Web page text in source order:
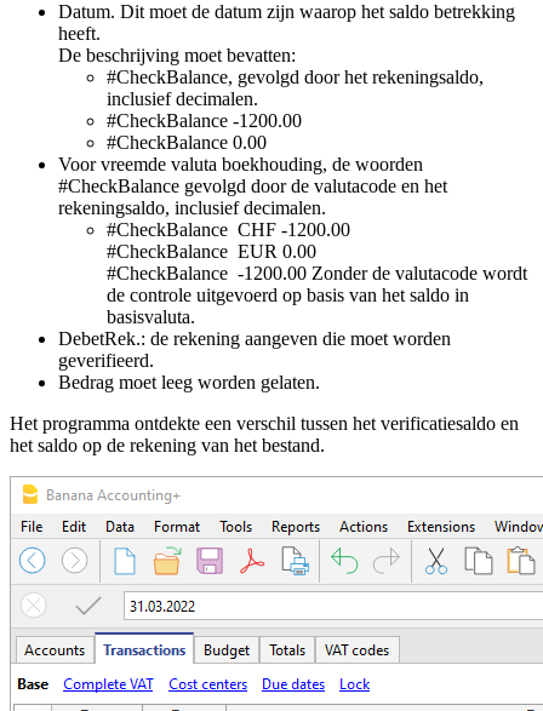
Datum. Dit moet de datum zijn waarop het saldo betrekking
heeft.
De beschrijving moet bevatten:
#CheckBalance, gevolgd door het rekeningsaldo,
inclusief decimalen.
#CheckBalance -1200.00
#CheckBalance 0.00
Voor vreemde valuta boekhouding, de woorden
#CheckBalance gevolgd door de valutacode en het
rekeningsaldo, inclusief decimalen.
#CheckBalance CHF -1200.00
#CheckBalance EUR 0.00
#CheckBalance -1200.00 Zonder de valutacode wordt
de controle uitgevoerd op basis van het saldo in
basisvaluta.
DebetRek.: de rekening aangeven die moet worden
geverifieerd.
Bedrag moet leeg worden gelaten.
Het programma ontdekte een verschil tussen het verificatiesaldo en
het saldo op de rekening van het bestand.